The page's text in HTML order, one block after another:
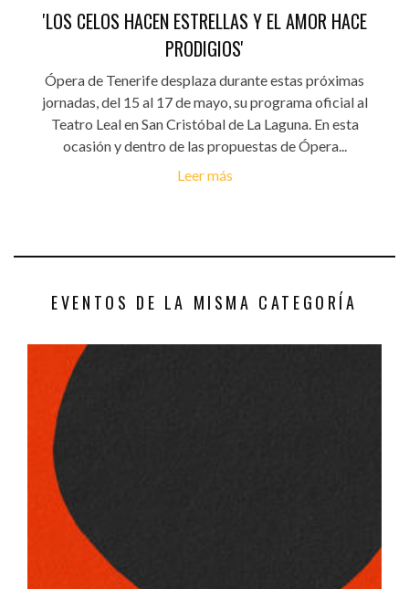
'LOS CELOS HACEN ESTRELLAS Y EL AMOR HACE
PRODIGIOS'
Ópera de Tenerife desplaza durante estas próximas
jornadas, del 15 al 17 de mayo, su programa oficial al
Teatro Leal en San Cristóbal de La Laguna. En esta
ocasión y dentro de las propuestas de Ópera...
Leer más
EVENTOS DE LA MISMA CATEGORÍA